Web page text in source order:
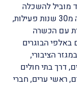
מוביל להשכלה
גבוהה, הממוקם בלב אזור השרון. עם למעלה מ30 שנות פעילות,
עם הכשרה
הבוגרים
הציבורי,
דרך בתי חולים
ראשי ערים, חברי